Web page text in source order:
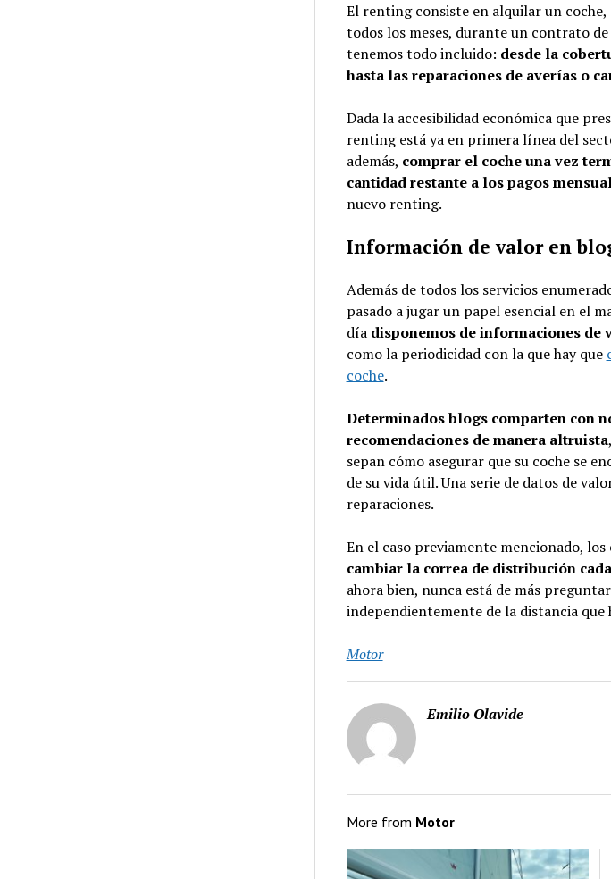
El renting consiste en alquilar un
todos los meses, durante un contrato
tenemos todo incluido: desde la
hasta las reparaciones de averías o
Dada la accesibilidad económica que
renting está ya en primera línea del
además, comprar el coche una vez
cantidad restante a los pagos
nuevo renting.
Información de valor en
Además de todos los servicios
pasado a jugar un papel esencial en el
díadisponemos de informaciones de
como la periodicidad con la que hay que
coche.
Determinados blogs comparten con
recomendaciones de manera altruista
sepan cómo asegurar que su coche se
de su vida útil. Una serie de datos de
reparaciones.
En el caso previamente mencionado,
cambiar la correa de distribución
ahora bien, nunca está de más
independientemente de la distancia que
Motor
Emilio Olavide
More from Motor